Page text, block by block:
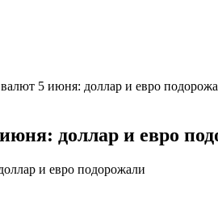
5 июня: доллар и евро
доллар и евро